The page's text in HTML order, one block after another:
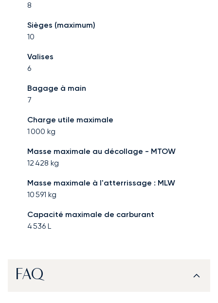
8
Sièges (maximum)
10
Valises
6
Bagage à main
7
Charge utile maximale
1 000 kg
Masse maximale au décollage - MTOW
12 428 kg
Masse maximale à l'atterrissage : MLW
10 591 kg
Capacité maximale de carburant
4 536 L
FAQ